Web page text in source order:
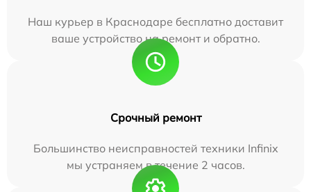
Наш курьер в Краснодаре бесплатно доставит
ваше устройство на ремонт и обратно.
Срочный ремонт
Большинство неисправностей техники Infinix
мы устраняем в течение 2 часов.